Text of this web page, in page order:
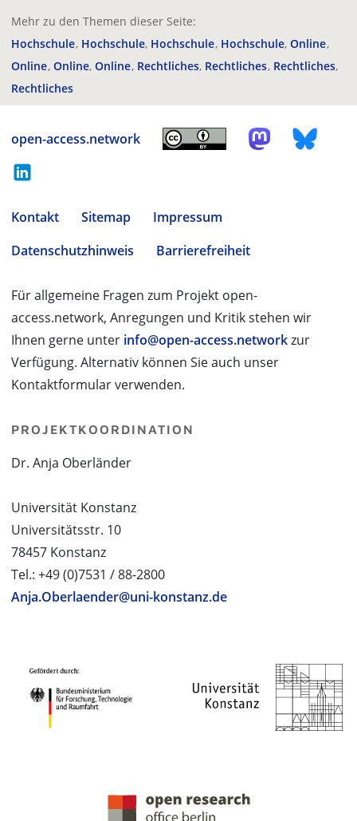
Mehr zu den Themen dieser Seite:
Hochschule Hochschule Hochschule Hochschule Online
Online Online Online Rechtliches Rechtliches Rechtliches
Rechtliches
open-access.network
Kontakt Sitemap
Impressum
Datenschutzhinweis
Barrierefreiheit
Für allgemeine Fragen zum Projekt open-
access.network, Anregungen und Kritik stehen wir
Ihnen gerne unter info@open-access.networkzur
Verfügung. Alternativ können Sie auch unser
Kontaktformular verwenden.
PROJEKTKOORDINATION
Dr. Anja Oberländer
Universität Konstanz
Universitätsstr. 10
78457 Konstanz
Tel.: +49 (0)7531 / 88-2800
Anja.Oberlaender@uni-konstanz.de